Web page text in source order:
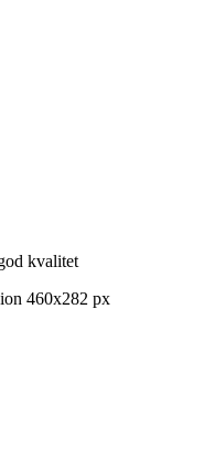
kvalitet
460x282 px